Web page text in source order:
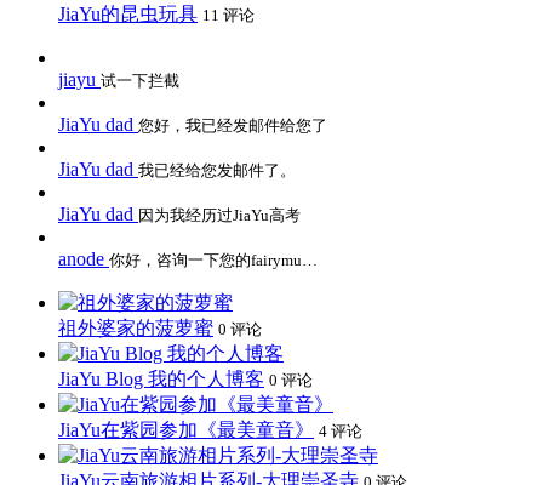
JiaYu的昆虫玩具 11 评论
jiayu 试一下拦截
JiaYu dad 您好，我已经发邮件给您了
JiaYu dad 我已经给您发邮件了。
JiaYu dad 因为我经历过JiaYu高考
anode 你好，咨询一下您的fairymu…
祖外婆家的菠萝蜜 0 评论
JiaYu Blog 我的个人博客 0 评论
JiaYu在紫园参加《最美童音》 4 评论
JiaYu云南旅游相片系列-大理崇圣寺